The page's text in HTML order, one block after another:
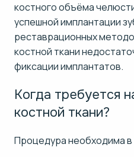
костного объёма
успешной имплантации
реставрационных
костной ткани
фиксации имплантатов.
Когда требуется
костной ткани?
Процедура необходима в